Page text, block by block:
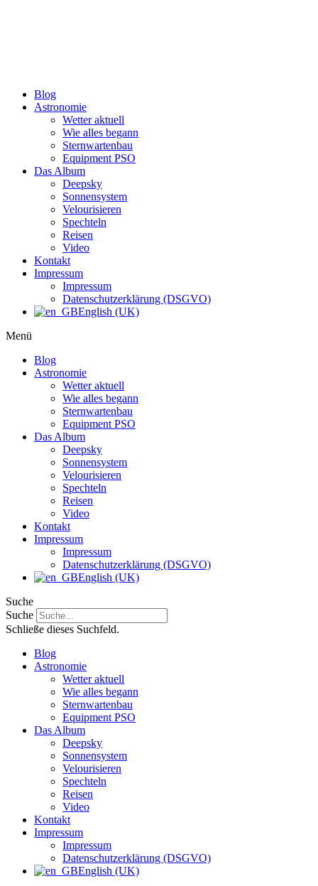
Blog
Astronomie
Wetter aktuell
Wie alles begann
Sternwartenbau
Equipment PSO
Das Album
Deepsky
Sonnensystem
Velourisieren
Spechteln
Reisen
Video
Kontakt
Impressum
Impressum
Datenschutzerklärung (DSGVO)
English (UK)
Menü
Blog
Astronomie
Wetter aktuell
Wie alles begann
Sternwartenbau
Equipment PSO
Das Album
Deepsky
Sonnensystem
Velourisieren
Spechteln
Reisen
Video
Kontakt
Impressum
Impressum
Datenschutzerklärung (DSGVO)
English (UK)
Suche
Suche
Schließe dieses Suchfeld.
Blog
Astronomie
Wetter aktuell
Wie alles begann
Sternwartenbau
Equipment PSO
Das Album
Deepsky
Sonnensystem
Velourisieren
Spechteln
Reisen
Video
Kontakt
Impressum
Impressum
Datenschutzerklärung (DSGVO)
English (UK)